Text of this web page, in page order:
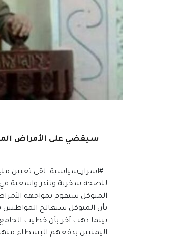
سيقضي على الأمراض
#اسرار_سياسية: لقي تعيين
للصحة سخرية وتندر واسعية
المتوكل سيقوم بمواجهة
بأن المتوكل سيعالج المواطنين
بينما ذهب آخر بأن خطيب
اليمنيين بدفعهم البسطاء